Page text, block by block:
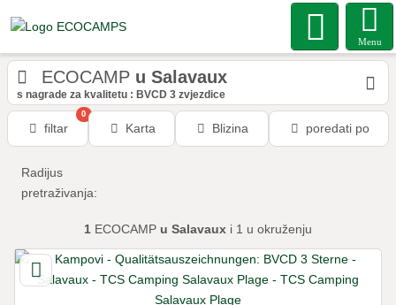
Menu
ECOCAMP u Salavaux
s nagrade za kvalitetu : BVCD 3 zvjezdice
filtar
0
Karta Blizina poredati po
Radijus
pretraživanja:
1 ECOCAMP u Salavaux i 1 u okruženju